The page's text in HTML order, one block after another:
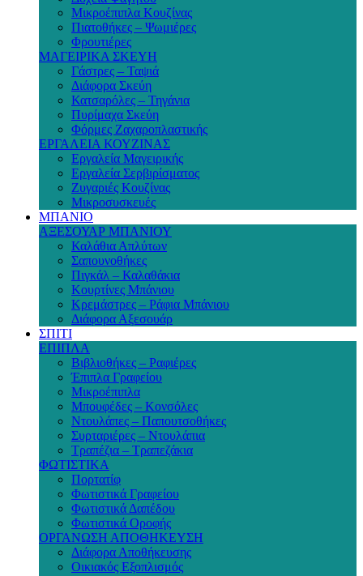
Μικροέπιπλα Κουζίνας
Πιατοθήκες – Ψωμιέρες
Φρουτιέρες
ΜΑΓΕΙΡΙΚΑ ΣΚΕΥΗ
Γάστρες – Ταψιά
Διάφορα Σκεύη
Κατσαρόλες – Τηγάνια
Πυρίμαχα Σκεύη
Φόρμες Ζαχαροπλαστικής
ΕΡΓΑΛΕΙΑ ΚΟΥΖΙΝΑΣ
Εργαλεία Μαγειρικής
Εργαλεία Σερβιρίσματος
Ζυγαριές Κουζίνας
Μικροσυσκευές
ΜΠΑΝΙΟ
ΑΞΕΣΟΥΑΡ ΜΠΑΝΙΟΥ
Καλάθια Απλύτων
Σαπουνοθήκες
Πιγκάλ – Καλαθάκια
Κουρτίνες Μπάνιου
Κρεμάστρες – Ράφια Μπάνιου
Διάφορα Αξεσουάρ
ΣΠΙΤΙ
ΕΠΙΠΛΑ
Βιβλιοθήκες – Ραφιέρες
Έπιπλα Γραφείου
Μικροέπιπλα
Μπουφέδες – Κονσόλες
Ντουλάπες – Παπουτσοθήκες
Συρταριέρες – Ντουλάπια
Τραπέζια – Τραπεζάκια
ΦΩΤΙΣΤΙΚΑ
Πορτατίφ
Φωτιστικά Γραφείου
Φωτιστικά Δαπέδου
Φωτιστικά Οροφής
ΟΡΓΑΝΩΣΗ ΑΠΟΘΗΚΕΥΣΗ
Διάφορα Αποθήκευσης
Οικιακός Εξοπλισμός